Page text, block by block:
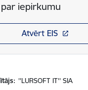
iepirkumu
Atvērt EIS
''LURSOFT IT'' SIA